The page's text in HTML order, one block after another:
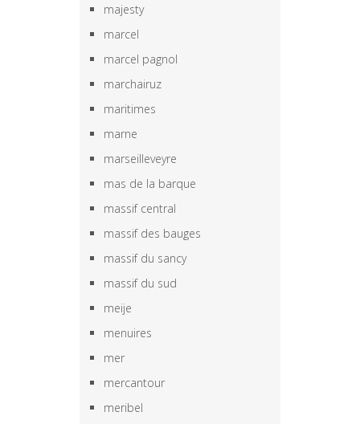
majesty
marcel
marcel pagnol
marchairuz
maritimes
marne
marseilleveyre
mas de la barque
massif central
massif des bauges
massif du sancy
massif du sud
meije
menuires
mer
mercantour
meribel